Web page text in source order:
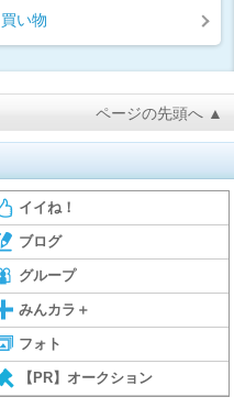
買い物
ページの先頭へ ▲
イイね！
ブログ
グループ
みんカラ＋
フォト
【PR】オークション